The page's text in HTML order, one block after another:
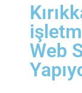
Web